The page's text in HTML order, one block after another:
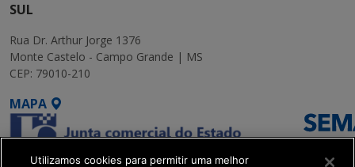
SUL
Rua Dr. Arthur Jorge 1376
Monte Castelo - Campo Grande | MS
CEP: 79010-210
MAPA
Utilizamos cookies para permitir uma melhor